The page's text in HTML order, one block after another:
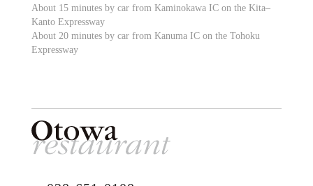
About 15 minutes by car from Kaminokawa IC on the Kita–
Kanto Expressway
About 20 minutes by car from Kanuma IC on the Tohoku
Expressway